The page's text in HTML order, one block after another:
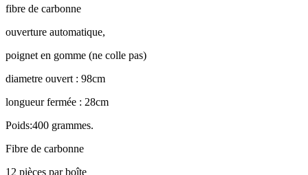
fibre de carbonne
ouverture automatique,
poignet en gomme (ne colle pas)
diametre ouvert : 98cm
longueur fermée : 28cm
Poids:400 grammes.
Fibre de carbonne
12 pièces par boîte